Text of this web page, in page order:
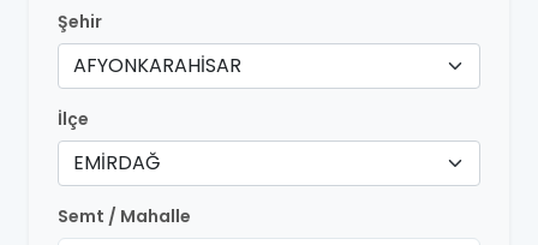
Şehir
AFYONKARAHİSAR
İlçe
EMİRDAĞ
Semt / Mahalle